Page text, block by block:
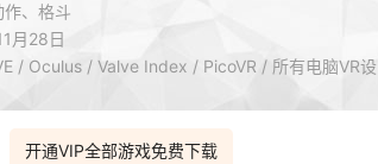
、格斗
月28日
/ Oculus / Valve Index / PicoVR / 所有电脑VR设
开通VIP全部游戏免费下载